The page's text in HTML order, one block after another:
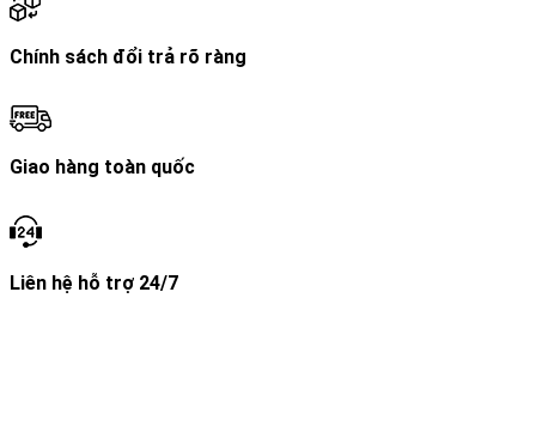
Chính sách đổi trả rõ ràng
Giao hàng toàn quốc
Liên hệ hỗ trợ 24/7